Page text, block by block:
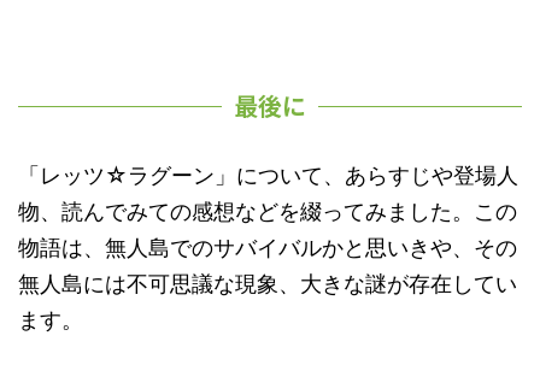
最後に
「レッツ☆ラグーン」について、あらすじや登場人
物、読んでみての感想などを綴ってみました。この
物語は、無人島でのサバイバルかと思いきや、その
無人島には不可思議な現象、大きな謎が存在してい
ます。